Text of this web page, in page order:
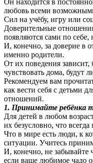
любовь всеми
Сил на учёбу, игру или
Доверительные
появляются сами по
И, конечно, за доверие в
именно родители.
От их поведения зависит,
чувствовать дома, будут
Рекомендуем вам
как вести себя с детьми
отношений.
1. Принимайте ребёнка
Для детей в любом
их безусловно, что
Что в мире есть люди, к
ситуации. Учитесь
И, конечно, не забывайте
если ваше любимое чадо